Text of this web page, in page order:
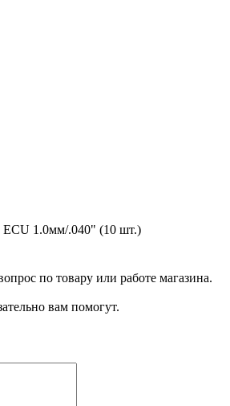
1.0мм/.040" (10 шт.)
по товару или работе магазина.
вам помогут.